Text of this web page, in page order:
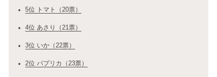
5位 トマト（20票）
4位 あさり（21票）
3位 いか（22票）
2位 パプリカ（23票）